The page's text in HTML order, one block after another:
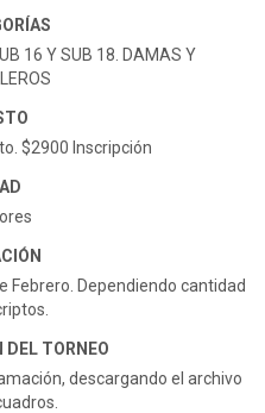
16 Y SUB 18. DAMAS Y
$2900 Inscripción
Febrero. Dependiendo cantidad
DEL TORNEO
descargando el archivo